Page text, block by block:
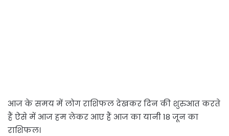
आज के समय में लोग राशिफल देखकर दिन की शुरुआत करते
हैं ऐसे में आज हम लेकर आए हैं आज का यानी 18 जून का
राशिफल।